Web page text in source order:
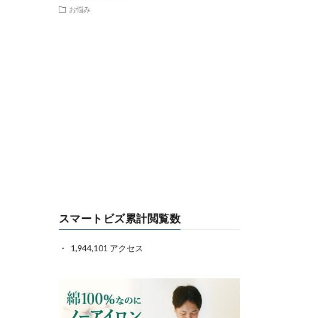
お悩み
スマートビズ累計閲覧数
1,944,101 アクセス